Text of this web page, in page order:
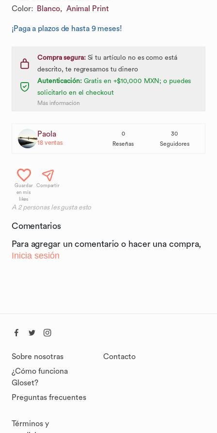
Color: Blanco, Animal Print
¡Paga a plazos de hasta 9 meses!
Compra segura:Si tu artículo no es como está
descrito, te regresamos tu dinero
Autenticación:Gratis en +$10,000 MXN; o puedes
solicitarlo en el checkout
Más información
Paola
18ventas
0
Reseñas
30
Seguidores
Guardar
en mis
likes
Compartir
A 2personas les gusta esto
Comentarios
Para agregar un comentario o hacer una compra,
Inicia sesión
Sobre nosotras
¿Cómo funciona
Gloset?
Preguntas frecuentes
Contacto
Términos y